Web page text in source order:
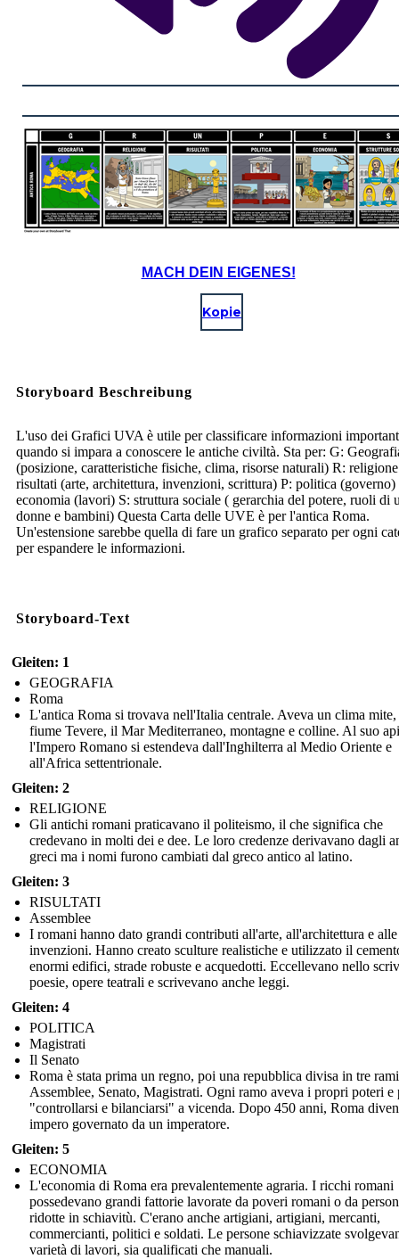
MACH DEIN EIGENES!
Kopie
Storyboard Beschreibung
L'uso dei Grafici UVA è utile per classificare informazioni
quando si impara a conoscere le antiche civiltà. Sta per: G:
(posizione, caratteristiche fisiche, clima, risorse naturali) R:
risultati (arte, architettura, invenzioni, scrittura) P: politica (governo)
economia (lavori) S: struttura sociale ( gerarchia del potere, ruoli di
donne e bambini) Questa Carta delle UVE è per l'antica Roma.
Un'estensione sarebbe quella di fare un grafico separato per ogni
per espandere le informazioni.
Storyboard-Text
Gleiten: 1
GEOGRAFIA
Roma
L'antica Roma si trovava nell'Italia centrale. Aveva un clima
fiume Tevere, il Mar Mediterraneo, montagne e colline. Al suo
l'Impero Romano si estendeva dall'Inghilterra al Medio Oriente e
all'Africa settentrionale.
Gleiten: 2
RELIGIONE
Gli antichi romani praticavano il politeismo, il che significa che
credevano in molti dei e dee. Le loro credenze derivavano dagli
greci ma i nomi furono cambiati dal greco antico al latino.
Gleiten: 3
RISULTATI
Assemblee
I romani hanno dato grandi contributi all'arte, all'architettura e alle
invenzioni. Hanno creato sculture realistiche e utilizzato il
enormi edifici, strade robuste e acquedotti. Eccellevano nello
poesie, opere teatrali e scrivevano anche leggi.
Gleiten: 4
POLITICA
Magistrati
Il Senato
Roma è stata prima un regno, poi una repubblica divisa in tre
Assemblee, Senato, Magistrati. Ogni ramo aveva i propri poteri e
"controllarsi e bilanciarsi" a vicenda. Dopo 450 anni, Roma
impero governato da un imperatore.
Gleiten: 5
ECONOMIA
L'economia di Roma era prevalentemente agraria. I ricchi romani
possedevano grandi fattorie lavorate da poveri romani o da
ridotte in schiavitù. C'erano anche artigiani, artigiani, mercanti,
commercianti, politici e soldati. Le persone schiavizzate
varietà di lavori, sia qualificati che manuali.